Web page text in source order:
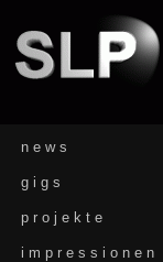
n e w s
g i g s
p r o j e k t e
i m p r e s s i o n e n